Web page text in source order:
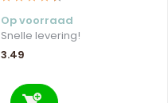
Op voorraad
Snelle levering!
3.49